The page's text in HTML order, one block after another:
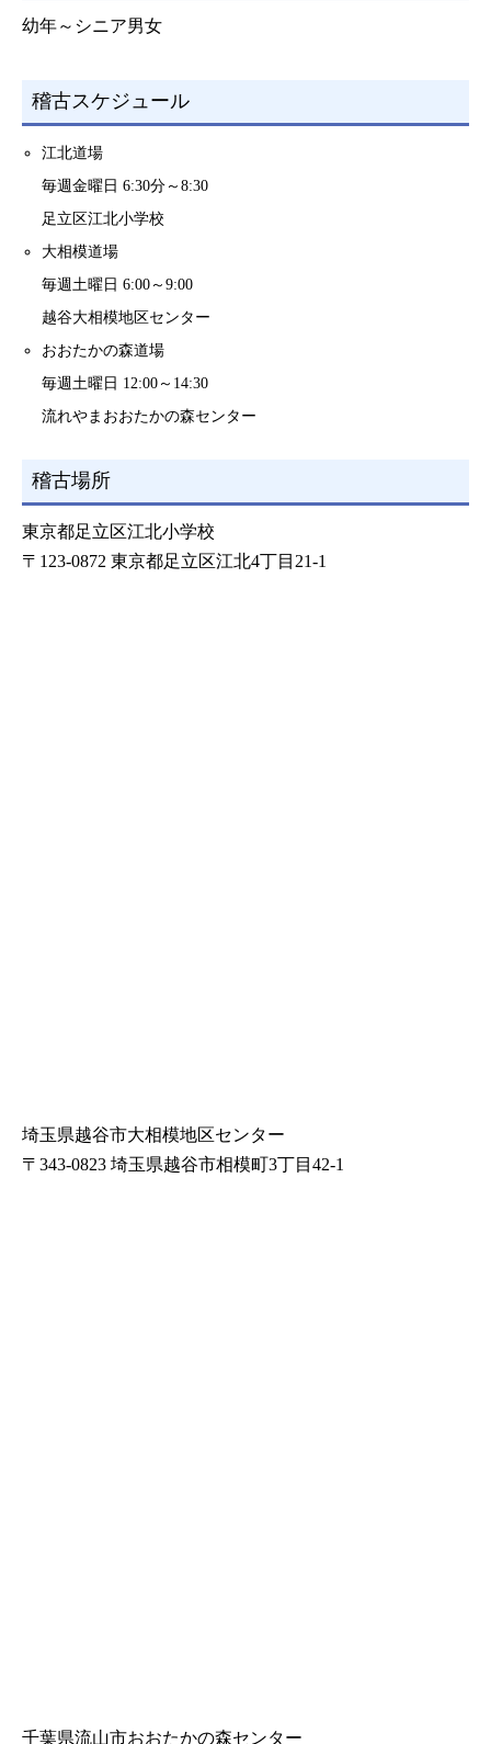
幼年～シニア男女
稽古スケジュール
江北道場
毎週金曜日 6:30分～8:30
足立区江北小学校
大相模道場
毎週土曜日 6:00～9:00
越谷大相模地区センター
おおたかの森道場
毎週土曜日 12:00～14:30
流れやまおおたかの森センター
稽古場所
東京都足立区江北小学校
〒123-0872 東京都足立区江北4丁目21-1
埼玉県越谷市大相模地区センター
〒343-0823 埼玉県越谷市相模町3丁目42-1
千葉県流山市おおたかの森センター